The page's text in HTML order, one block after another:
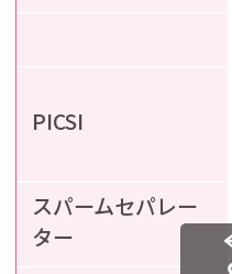
PICSI
スパームセパレー
ター